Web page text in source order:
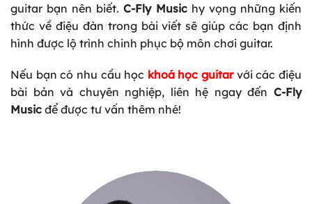
guitar bạn nên biết.C-Fly Musichy vọng những kiến
thức về điệu đàn trong bài viết sẽ giúp các bạn định
hình được lộ trình chinh phục bộ môn chơi guitar.
Nếu bạn có nhu cầu học khoá học guitarvới các điệu
bài bản và chuyên nghiệp, liên hệ ngay đến C-Fly
Music để được tư vấn thêm nhé!